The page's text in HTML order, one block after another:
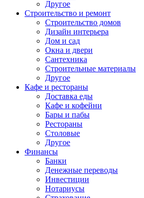
Другое
Строительство и ремонт
Строительство домов
Дизайн интерьера
Дом и сад
Окна и двери
Сантехника
Строительные материалы
Другое
Кафе и рестораны
Доставка еды
Кафе и кофейни
Бары и пабы
Рестораны
Столовые
Другое
Финансы
Банки
Денежные переводы
Инвестиции
Нотариусы